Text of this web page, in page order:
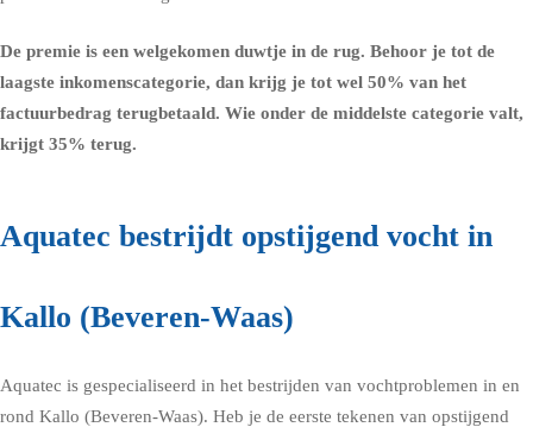
De premie is een welgekomen duwtje in de rug. Behoor je tot de
laagste inkomenscategorie, dan krijg je tot wel 50% van het
factuurbedrag terugbetaald. Wie onder de middelste categorie valt,
krijgt 35% terug.
Aquatec bestrijdt opstijgend vocht in
Kallo (Beveren-Waas)
Aquatec is gespecialiseerd in het bestrijden van vochtproblemen in en
rond Kallo (Beveren-Waas). Heb je de eerste tekenen van opstijgend